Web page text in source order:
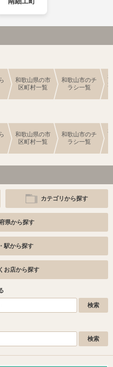
和歌山県の市
区町村一覧
和歌山市のチ
ラシ一覧
和歌山県の市
区町村一覧
和歌山市のチ
ラシ一覧
カテゴリから探す
県から探す
駅から探す
お店から探す